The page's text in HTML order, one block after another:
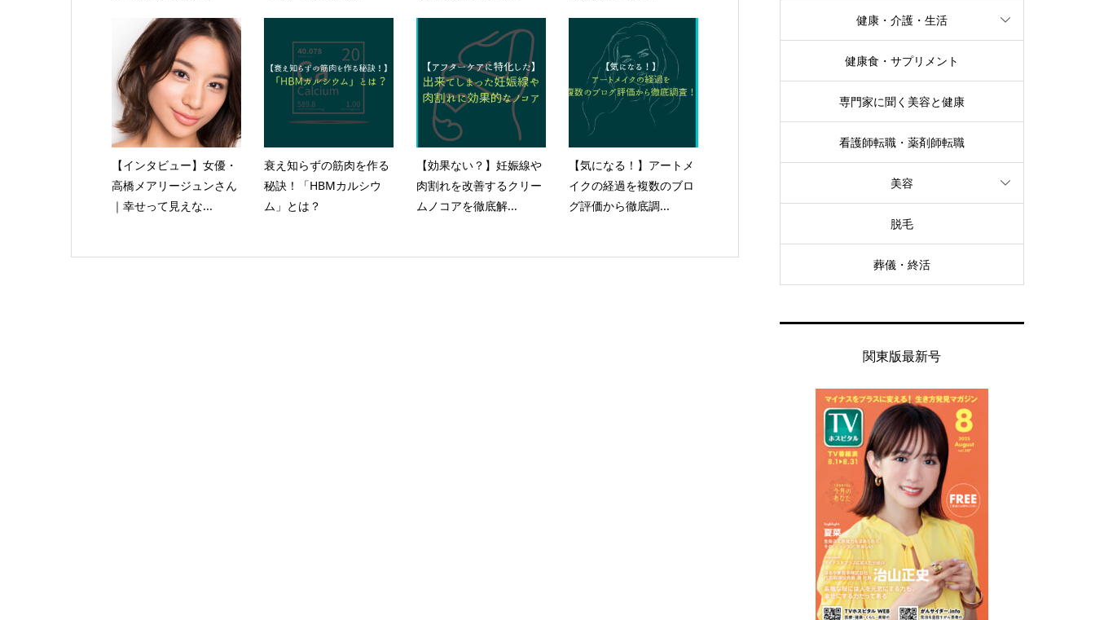
【インタビュー】女優・
高橋メアリージュンさん
｜幸せって見えな...
衰え知らずの筋肉を作る
秘訣！「HBMカルシウ
ム」とは？
【効果ない？】妊娠線や
肉割れを改善するクリー
ムノコアを徹底解...
【気になる！】アートメ
イクの経過を複数のブロ
グ評価から徹底調...
健康・介護・生活
健康食・サプリメント
専門家に聞く美容と健康
看護師転職・薬剤師転職
美容
脱毛
葬儀・終活
関東版最新号